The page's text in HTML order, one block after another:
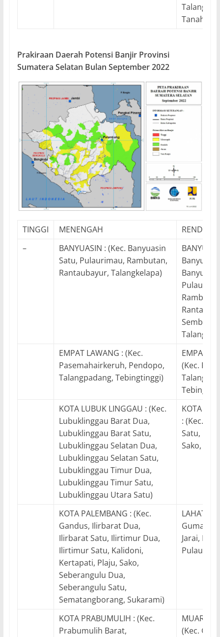
Talangubi,
Prakiraan Daerah Potensi Banjir Provinsi
Sumatera Selatan Bulan September 2022
TINGGI MENENGAH
RENDAH
–
BANYUASIN : (Kec. Banyuasin
Satu, Pulaurimau, Rambutan,
Rantaubayur, Talangkelapa)
Sembawa,
EMPAT LAWANG : (Kec.
Pasemahairkeruh, Pendopo,
Talangpadang, Tebingtinggi)
EMPAT
(Kec.
KOTA LUBUK LINGGAU : (Kec.
Lubuklinggau Barat Dua,
Lubuklinggau Barat Satu,
Lubuklinggau Selatan Dua,
Lubuklinggau Selatan Satu,
Lubuklinggau Timur Dua,
Lubuklinggau Timur Satu,
Lubuklinggau Utara Satu)
KOTA
: (Kec.
Satu,
Sako,
KOTA PALEMBANG : (Kec.
Gandus, Ilirbarat Dua,
Ilirbarat Satu, Ilirtimur Dua,
Ilirtimur Satu, Kalidoni,
Kertapati, Plaju, Sako,
Seberangulu Dua,
Seberangulu Satu,
Sematangborang, Sukarami)
LAHAT :
Jarai,
KOTA PRABUMULIH : (Kec.
Prabumulih Barat,
MUARA
(Kec.